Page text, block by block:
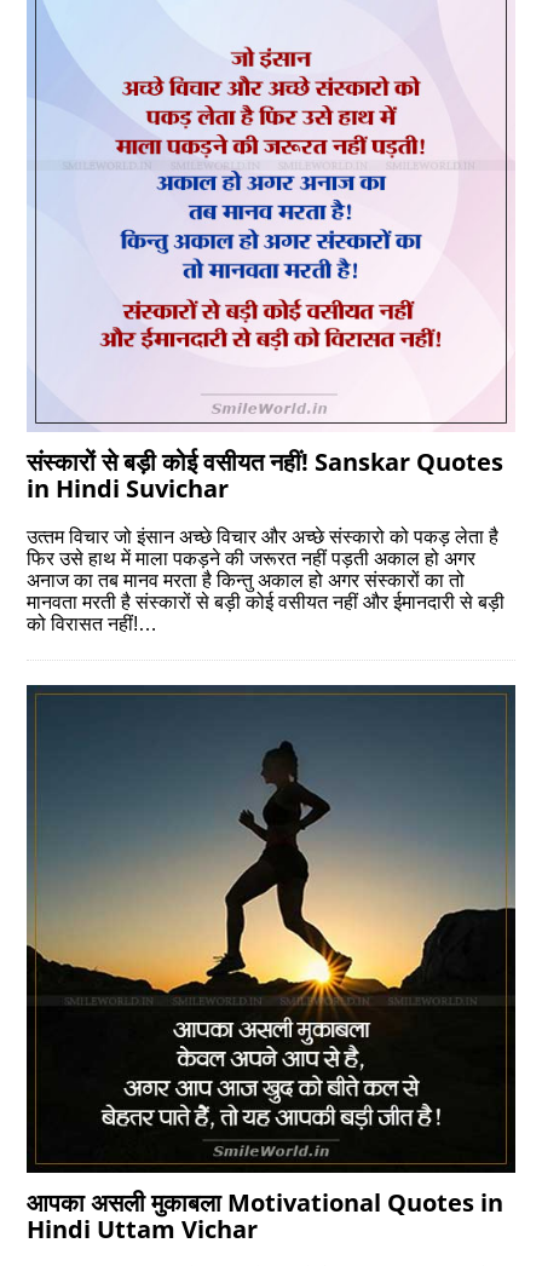
संस्‍कारों से बड़ी कोई वसीयत नहीं! Sanskar Quotes
in Hindi Suvichar
उत्‍तम विचार जो इंसान अच्‍छे विचार और अच्‍छे संस्‍कारो को पकड़ लेता है
फिर उसे हाथ में माला पकड़ने की जरूरत नहीं पड़ती अकाल हो अगर
अनाज का तब मानव मरता है किन्‍तु अकाल हो अगर संस्‍कारों का तो
मानवता मरती है संस्‍कारों से बड़ी कोई वसीयत नहीं और ईमानदारी से बड़ी
को विरासत नहीं!…
आपका असली मुकाबला Motivational Quotes in
Hindi Uttam Vichar